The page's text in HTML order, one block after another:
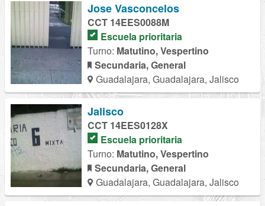
Jose Vasconcelos
CCT 14EES0088M
Escuela prioritaria
Turno: Matutino, Vespertino
Secundaria, General
Guadalajara, Guadalajara, Jalisco
Jalisco
CCT 14EES0128X
Escuela prioritaria
Turno: Matutino, Vespertino
Secundaria, General
Guadalajara, Guadalajara, Jalisco